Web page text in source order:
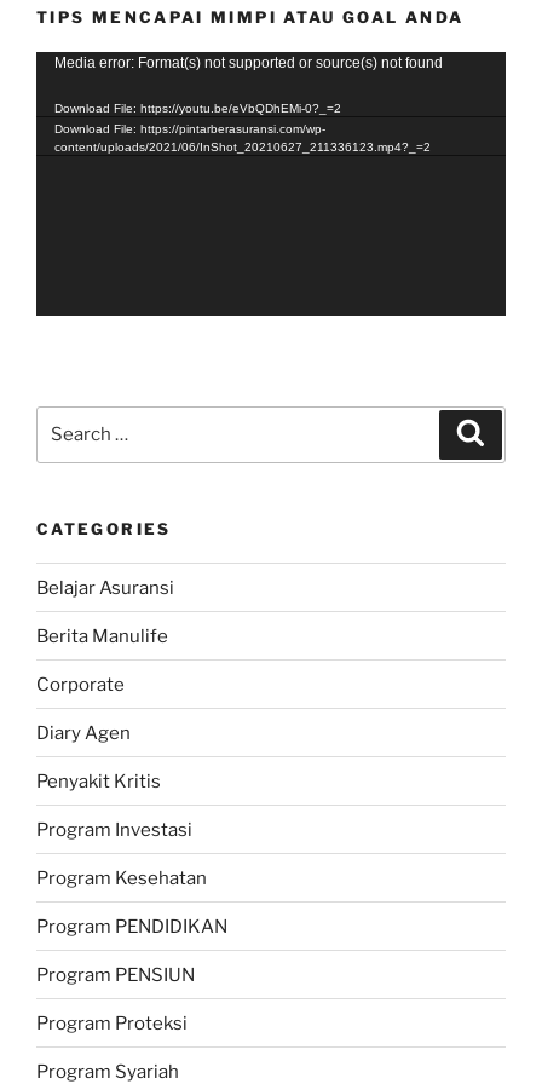
TIPS MENCAPAI MIMPI ATAU GOAL ANDA
Video
Media error: Format(s) not supported or source(s) not found
Download File: https://youtu.be/eVbQDhEMi-0?_=2
Download File: https://pintarberasuransi.com/wp-
content/uploads/2021/06/InShot_20210627_211336123.mp4?_=2
CATEGORIES
Belajar Asuransi
Berita Manulife
Corporate
Diary Agen
Penyakit Kritis
Program Investasi
Program Kesehatan
Program PENDIDIKAN
Program PENSIUN
Program Proteksi
Program Syariah